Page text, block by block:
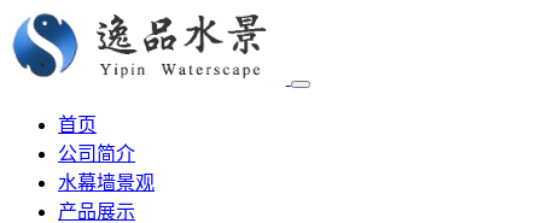
首页
公司简介
水幕墙景观
产品展示